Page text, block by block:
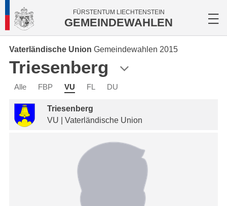
FÜRSTENTUM LIECHTENSTEIN
GEMEINDEWAHLEN
Vaterländische Union Gemeindewahlen 2015
Triesenberg
Alle FBP VU FL DU
Triesenberg
VU | Vaterländische Union